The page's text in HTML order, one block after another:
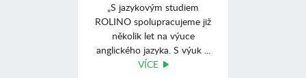
„S jazykovým studiem
ROLINO spolupracujeme již
několik let na výuce
anglického jazyka. S výuk ...
VÍCE